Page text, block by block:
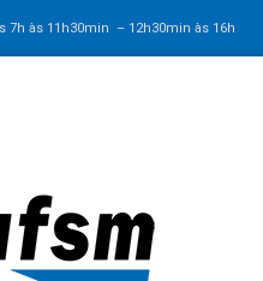
7h às 11h30min – 12h30minàs 16h